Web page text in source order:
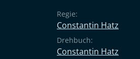
Regie:
Constantin Hatz
Drehbuch:
Constantin Hatz